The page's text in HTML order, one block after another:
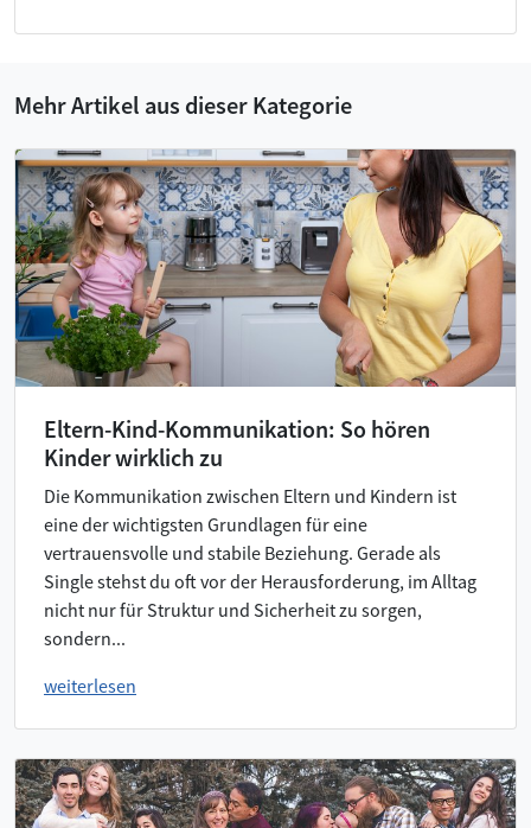
Mehr Artikel aus dieser Kategorie
Eltern-Kind-Kommunikation: So hören
Kinder wirklich zu
Die Kommunikation zwischen Eltern und Kindern ist
eine der wichtigsten Grundlagen für eine
vertrauensvolle und stabile Beziehung. Gerade als
Single stehst du oft vor der Herausforderung, im Alltag
nicht nur für Struktur und Sicherheit zu sorgen,
sondern...
weiterlesen